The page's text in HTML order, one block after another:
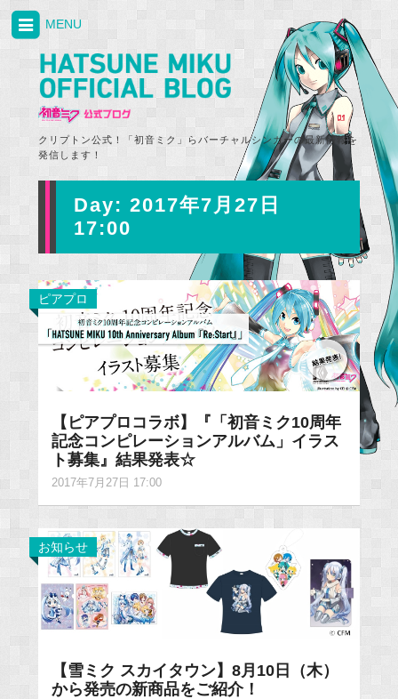
クリプトン公式！「初音ミク」らバーチャルシンガーの最新情報を
発信します！
MENU
Day: 2017年7月27日
17:00
ピアプロ
【ピアプロコラボ】『「初音ミク10周年
記念コンピレーションアルバム」イラス
ト募集』結果発表☆
2017年7月27日 17:00
お知らせ
【雪ミク スカイタウン】8月10日（木）
から発売の新商品をご紹介！